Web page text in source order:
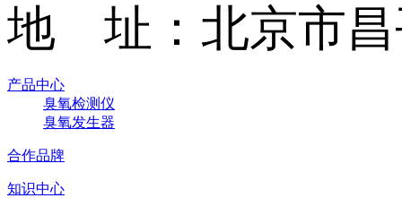
地 址：北京市昌
产品中心
臭氧检测仪
臭氧发生器
合作品牌
知识中心